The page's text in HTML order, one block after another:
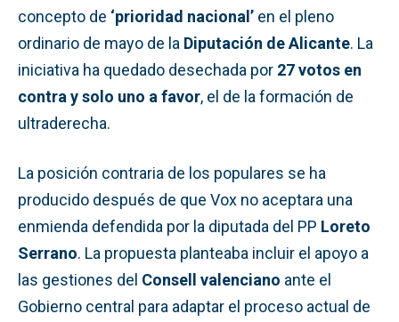
concepto de ‘prioridad nacional’ en el pleno
ordinario de mayo de la Diputación de Alicante. La
iniciativa ha quedado desechada por 27 votos en
contra y solo uno a favor, el de la formación de
ultraderecha.
La posición contraria de los populares se ha
producido después de que Vox no aceptara una
enmienda defendida por la diputada del PP Loreto
Serrano. La propuesta planteaba incluir el apoyo a
las gestiones del Consell valenciano ante el
Gobierno central para adaptar el proceso actual de